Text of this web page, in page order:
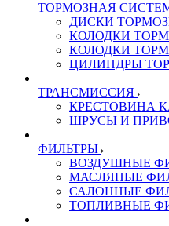
ТОРМОЗНАЯ
ДИСКИ
КОЛОДКИ
КОЛОДКИ
ЦИЛИНДРЫ
ТРАНСМИССИЯ
КРЕСТОВИНА
ШРУСЫ И
ФИЛЬТРЫ
ВОЗДУШНЫЕ
МАСЛЯНЫЕ
САЛОННЫЕ
ТОПЛИВНЫЕ